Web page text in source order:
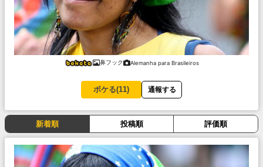
鼻フック Alemanha para Brasileiros
ボケる(11) 通報する
新着順 投稿順 評価順